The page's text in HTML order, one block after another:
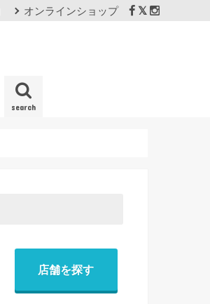
オンラインショップ
search
店舗を探す